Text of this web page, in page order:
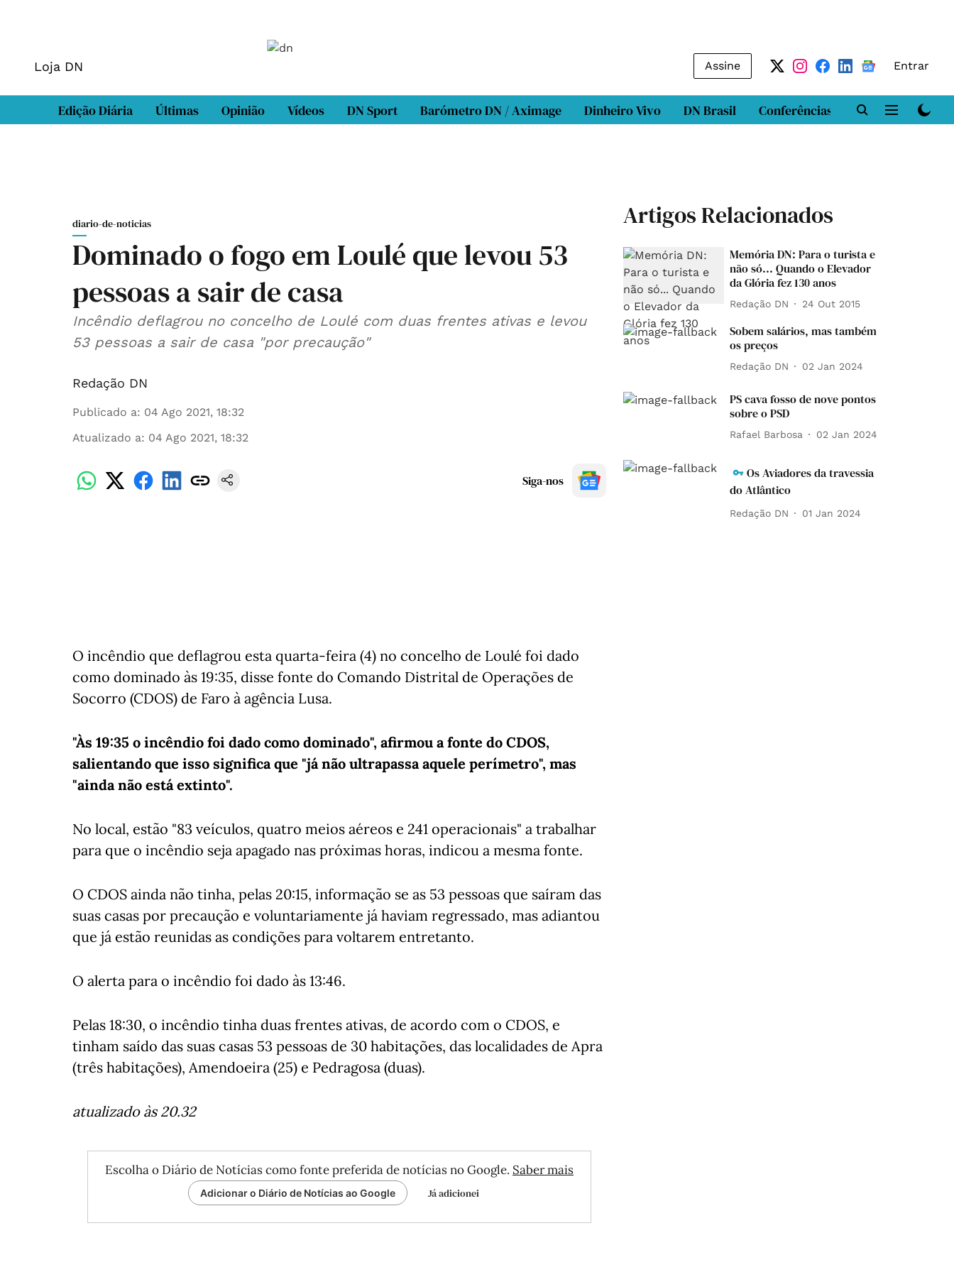
Loja DN Assine Entrar
Edição Diária Últimas Opinião Vídeos DN Sport Barómetro DN / Aximage Dinheiro Vivo DN Brasil Conferências DN LAB
diario-de-noticias
Dominado o fogo em Loulé que levou 53
pessoas a sair de casa
Incêndio deflagrou no concelho de Loulé com duas frentes ativas e levou
53 pessoas a sair de casa "por precaução"
Redação DN
Publicado a: 04 Ago 2021, 18:32
Atualizado a: 04 Ago 2021, 18:32
Siga-nos
O incêndio que deflagrou esta quarta-feira (4) no concelho de Loulé foi dado
como dominado às 19:35, disse fonte do Comando Distrital de Operações de
Socorro (CDOS) de Faro à agência Lusa.
"Às 19:35 o incêndio foi dado como dominado", afirmou a fonte do CDOS,
salientando que isso significa que "já não ultrapassa aquele perímetro", mas
"ainda não está extinto".
No local, estão "83 veículos, quatro meios aéreos e 241 operacionais" a trabalhar
para que o incêndio seja apagado nas próximas horas, indicou a mesma fonte.
O CDOS ainda não tinha, pelas 20:15, informação se as 53 pessoas que saíram das
suas casas por precaução e voluntariamente já haviam regressado, mas adiantou
que já estão reunidas as condições para voltarem entretanto.
O alerta para o incêndio foi dado às 13:46.
Pelas 18:30, o incêndio tinha duas frentes ativas, de acordo com o CDOS, e
tinham saído das suas casas 53 pessoas de 30 habitações, das localidades de Apra
(três habitações), Amendoeira (25) e Pedragosa (duas).
atualizado às 20.32
Escolha o Diário de Notícias como fonte preferida de notícias no Google. Saber mais
Adicionar o Diário de Notícias ao Google Já adicionei
Artigos Relacionados
Memória DN: Para o turista e
não só... Quando o Elevador
da Glória fez 130 anos
Redação DN 24 Out 2015
Sobem salários, mas também
os preços
Redação DN 02 Jan 2024
PS cava fosso de nove pontos
sobre o PSD
Rafael Barbosa 02 Jan 2024
Os Aviadores da travessia
do Atlântico
Redação DN 01 Jan 2024